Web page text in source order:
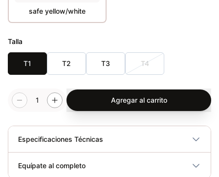
safe yellow/white
Talla
T1 T2 T3 T4
1 Agregar al carrito
Especificaciones Técnicas
Plegable No
Equípate al completo